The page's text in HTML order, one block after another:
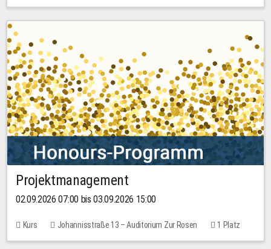
Keine freien Plätze
30,00 EUR
Projektmanagement
02.09.2026 07:00 bis 03.09.2026 15:00
Kurs Johannisstraße 13 – Auditorium Zur Rosen 1 Platz